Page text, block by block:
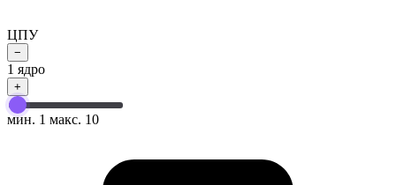
ЦПУ
−
1 ядро
+
мин. 1 макс. 10